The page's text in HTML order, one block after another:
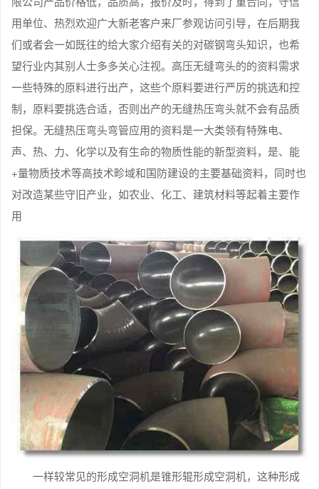
用单位、热烈欢迎广大新老客户来厂参观访问引导，在后期我
们或者会一如既往的给大家介绍有关的对碳钢弯头知识，也希
望行业内其别人士多多关心注视。高压无缝弯头的的资料需求
一些特殊的原料进行出产，这些个原料要进行严厉的挑选和控
制，原料要挑选合适，否则出产的无缝热压弯头就不会有品质
担保。无缝热压弯头弯管应用的资料是一大类领有特殊电、
声、热、力、化学以及有生命的物质性能的新型资料，是、能
+量物质技术等高技术畛域和国防建设的主要基础资料，同时也
对改造某些守旧产业，如农业、化工、建筑材料等起着主要作
用
一样较常见的形成空洞机是锥形辊形成空洞机，这种形成